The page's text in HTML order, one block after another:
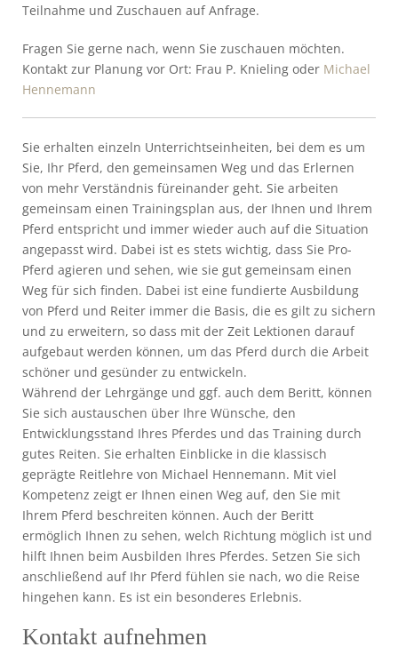
Teilnahme und Zuschauen auf Anfrage.
Fragen Sie gerne nach, wenn Sie zuschauen möchten.
Kontakt zur Planung vor Ort: Frau P. Knieling oder Michael
Hennemann
Sie erhalten einzeln Unterrichtseinheiten, bei dem es um
Sie, Ihr Pferd, den gemeinsamen Weg und das Erlernen
von mehr Verständnis füreinander geht. Sie arbeiten
gemeinsam einen Trainingsplan aus, der Ihnen und Ihrem
Pferd entspricht und immer wieder auch auf die Situation
angepasst wird. Dabei ist es stets wichtig, dass Sie Pro-
Pferd agieren und sehen, wie sie gut gemeinsam einen
Weg für sich finden. Dabei ist eine fundierte Ausbildung
von Pferd und Reiter immer die Basis, die es gilt zu sichern
und zu erweitern, so dass mit der Zeit Lektionen darauf
aufgebaut werden können, um das Pferd durch die Arbeit
schöner und gesünder zu entwickeln.
Während der Lehrgänge und ggf. auch dem Beritt, können
Sie sich austauschen über Ihre Wünsche, den
Entwicklungsstand Ihres Pferdes und das Training durch
gutes Reiten. Sie erhalten Einblicke in die klassisch
geprägte Reitlehre von Michael Hennemann. Mit viel
Kompetenz zeigt er Ihnen einen Weg auf, den Sie mit
Ihrem Pferd beschreiten können. Auch der Beritt
ermöglich Ihnen zu sehen, welch Richtung möglich ist und
hilft Ihnen beim Ausbilden Ihres Pferdes. Setzen Sie sich
anschließend auf Ihr Pferd fühlen sie nach, wo die Reise
hingehen kann. Es ist ein besonderes Erlebnis.
Kontakt aufnehmen